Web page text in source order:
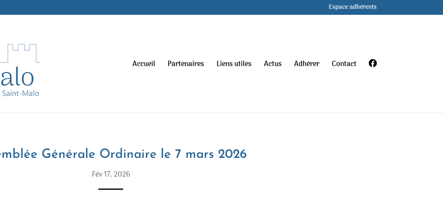
Espace adhérents
Accueil Partenaires Liens utiles Actus Adhérer Contact
Générale Ordinaire le 7 mars 2026
Fév 17, 2026